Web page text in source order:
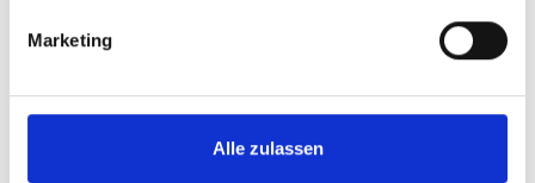
Marketing
Alle zulassen